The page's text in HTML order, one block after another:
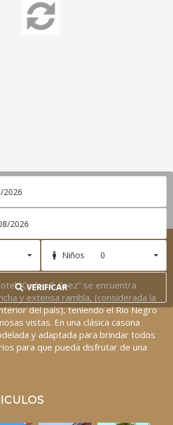
Niños 0
VERIFICAR
“Carlos F. Saez” se encuentra
y extensa rambla, (considerada la
del país), teniendo el Río Negro
vistas. En una clásica casona
y adaptada para brindar todos
para que pueda disfrutar de una